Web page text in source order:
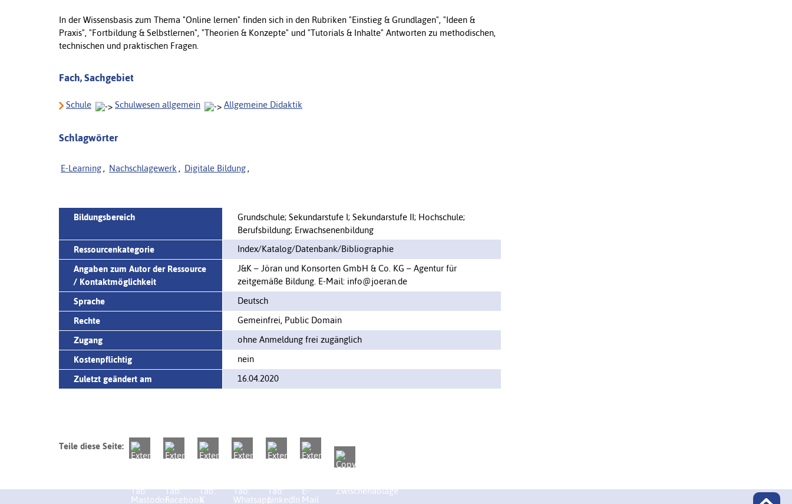
In der Wissensbasis zum Thema "Online lernen" finden sich in den Rubriken "Einstieg & Grundlagen", "Ideen &
Praxis", "Fortbildung & Selbstlernen", "Theorien & Konzepte" und "Tutorials & Inhalte" Antworten zu methodischen,
technischen und praktischen Fragen.
Fach, Sachgebiet
Schule Schulwesen allgemein Allgemeine Didaktik
Schlagwörter
E-Learning , Nachschlagewerk , Digitale Bildung ,
Bildungsbereich
Grundschule; Sekundarstufe I; Sekundarstufe II; Hochschule;
Berufsbildung; Erwachsenenbildung
Ressourcenkategorie
Index/Katalog/Datenbank/Bibliographie
Angaben zum Autor der Ressource
/ Kontaktmöglichkeit
J&K – Jöran und Konsorten GmbH & Co. KG – Agentur für
zeitgemäße Bildung. E-Mail: info@joeran.de
Sprache
Deutsch
Rechte
Gemeinfrei, Public Domain
Zugang
ohne Anmeldung frei zugänglich
Kostenpflichtig
nein
Zuletzt geändert am
16.04.2020
Teile diese Seite: